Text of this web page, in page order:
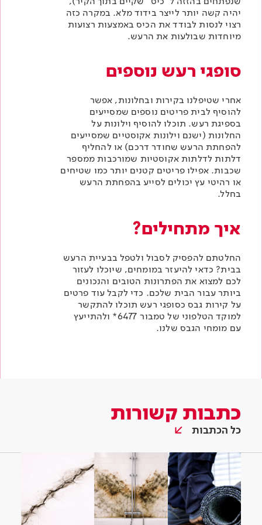
יהיה קשה יותר לייצר בידוד מלא. במקרה כזה
רצוי לנסות לבודד את הכיס באמצעות רצועות
מיוחדות שבולעות את הרעש.
סופגי רעש נוספים
אחרי שטיפלנו בקירות ובחלונות, אפשר
להוסיף לבית פריטים נוספים שמסייעים
בספיגת רעש. תוכלו להוסיף וילונות על
החלונות (ישנם וילונות אקוסטיים שמסייעים
להפחתת הרעש שחודר דרכם) או להחליף
דלתות לדלתות אקוסטיות שמורכבות ממספר
שכבות. אפילו פריטים קטנים יותר כמו שטיחים
או רהיטי עץ יכולים לסייע בהפחתת הרעש
בחלל.
איך מתחילים?
החלטתם להפסיק לסבול ולטפל בבעיית הרעש
בבית? כדאי להיעזר במומחים, שיוכלו לעזור
לכם למצוא את הפתרונות הטובים והנכונים
ביותר עבור הבית שלכם. כדי לקבל עוד פרטים
על קירות גבס כסופגי רעש תוכלו להתקשר
למוקד הטלפוני של טמבור
6477* ולהתייעץ
עם מומחי הגבס שלנו.
כתבות קשורות
כל הכתבות